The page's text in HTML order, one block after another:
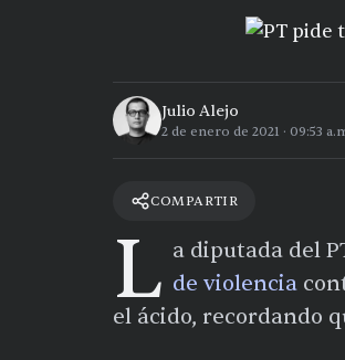
Julio Alejo
2 de enero de 2021 · 09:53
COMPARTIR
L a diputada del
de violencia
el ácido, recordando